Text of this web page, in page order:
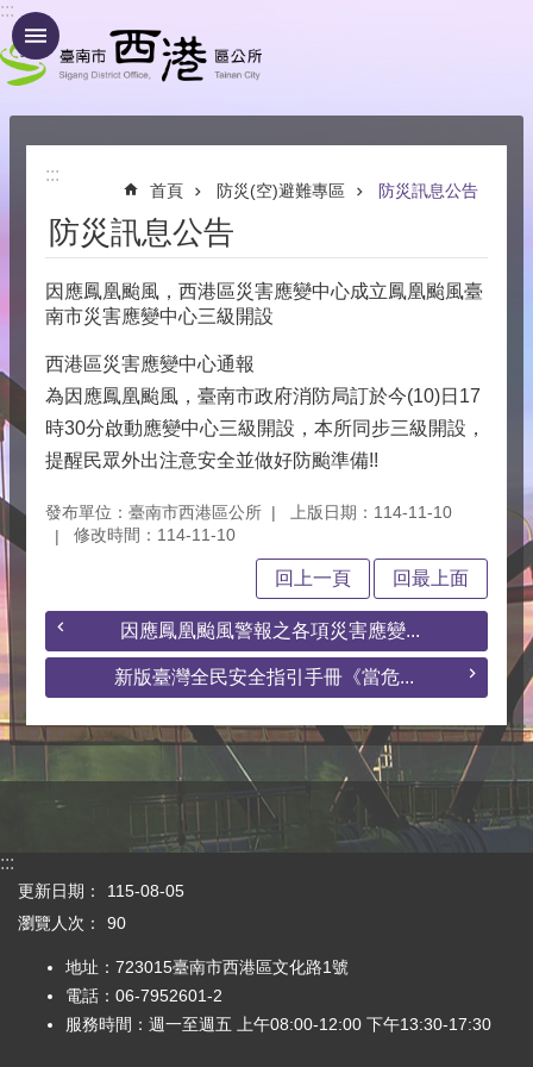
跳到主要內容區塊
:::
:::
首頁 防災(空)避難專區 防災訊息公告
防災訊息公告
因應鳳凰颱風，西港區災害應變中心成立鳳凰颱風臺
南市災害應變中心三級開設
西港區災害應變中心通報
為因應鳳凰颱風，臺南市政府消防局訂於今(10)日17
時30分啟動應變中心三級開設，本所同步三級開設，
提醒民眾外出注意安全並做好防颱準備!!
發布單位：臺南市西港區公所
上版日期：114-11-10
修改時間：114-11-10
回上一頁 回最上面
因應鳳凰颱風警報之各項災害應變...
新版臺灣全民安全指引手冊《當危...
:::
更新日期：
115-08-05
瀏覽人次：
90
地址：723015臺南市西港區文化路1號
電話：06-7952601-2
服務時間：週一至週五 上午08:00-12:00 下午13:30-17:30